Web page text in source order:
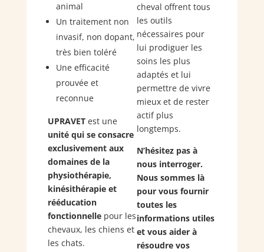
animal
Un traitement non
invasif, non dopant,
très bien toléré
Une efficacité
prouvée et
reconnue
UPRAVET est une
unité qui se consacre
exclusivement aux
domaines de la
physiothérapie,
kinésithérapie et
rééducation
fonctionnellepour les
chevaux, les chiens et
les chats.
cheval offrent tous
les outils
nécessaires pour
lui prodiguer les
soins les plus
adaptés et lui
permettre de vivre
mieux et de rester
actif plus
longtemps.
N’hésitez pas à
nous interroger.
Nous sommes là
pour vous fournir
toutes les
informations utiles
et vous aider à
résoudre vos